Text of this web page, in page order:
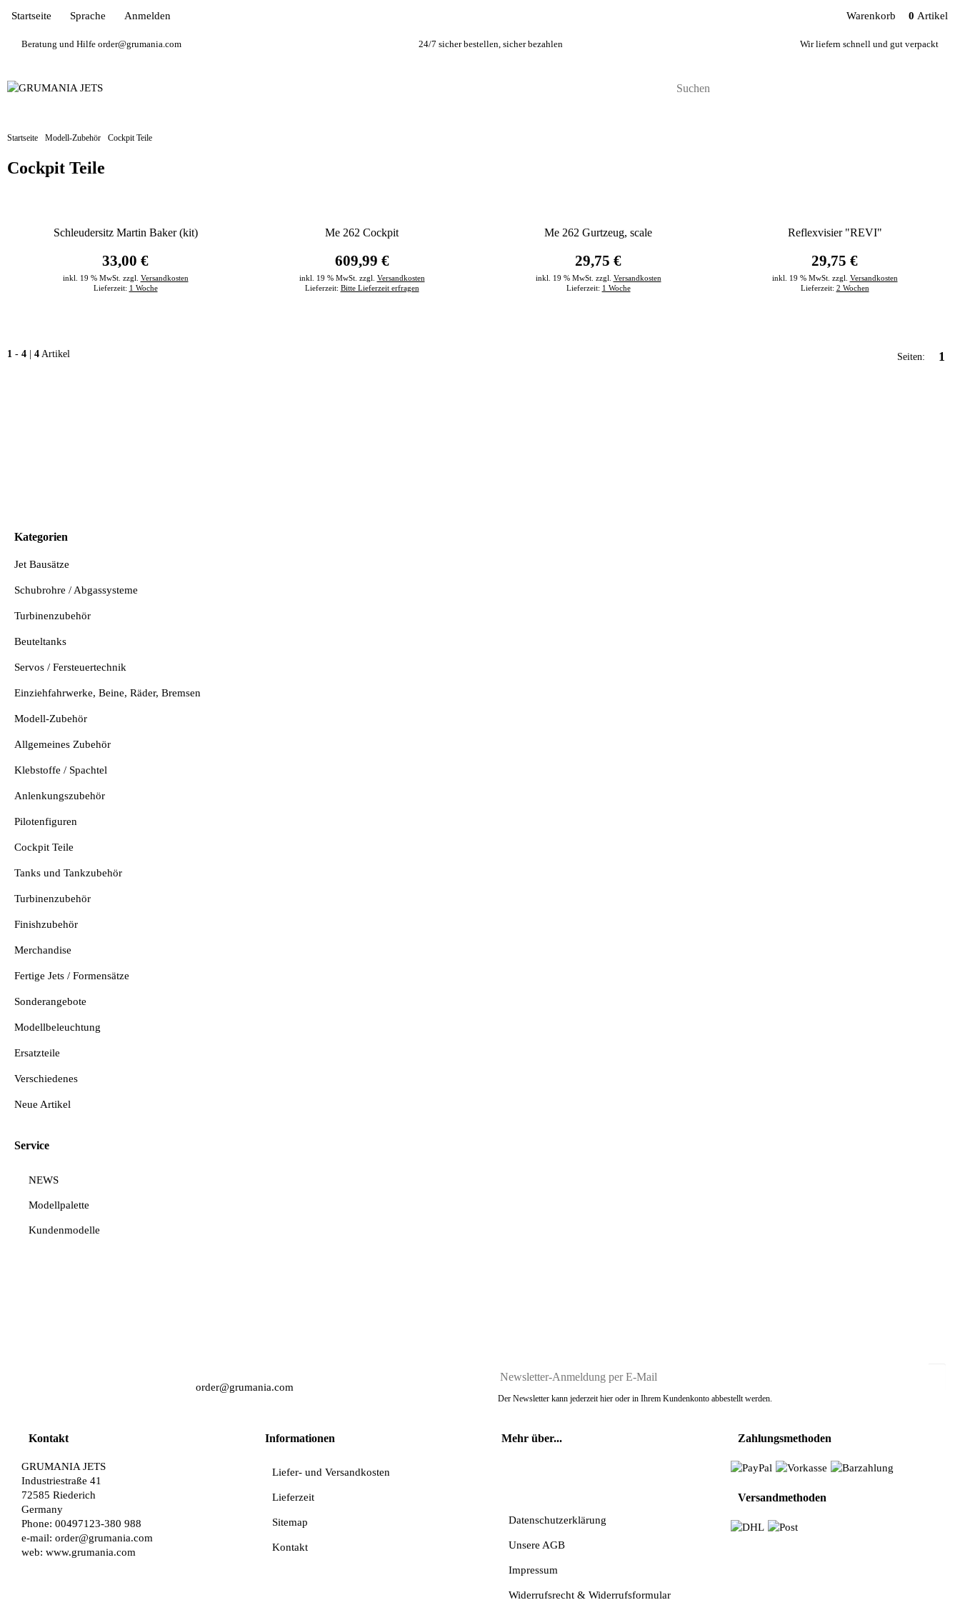
Beratung und Hilfe order@grumania.com 24/7 sicher bestellen, sicher bezahlen Wir liefern schnell und gut verpackt
Startseite Sprache Anmelden Warenkorb 0 Artikel
Startseite Modell-Zubehör Cockpit Teile
Cockpit Teile
Schleudersitz Martin Baker (kit)
33,00 €
inkl. 19 % MwSt. zzgl. Versandkosten
Lieferzeit: 1 Woche
Me 262 Cockpit
609,99 €
inkl. 19 % MwSt. zzgl. Versandkosten
Lieferzeit: Bitte Lieferzeit erfragen
Me 262 Gurtzeug, scale
29,75 €
inkl. 19 % MwSt. zzgl. Versandkosten
Lieferzeit: 1 Woche
Reflexvisier "REVI"
29,75 €
inkl. 19 % MwSt. zzgl. Versandkosten
Lieferzeit: 2 Wochen
1 - 4 | 4 Artikel Seiten: 1
Kategorien
Jet Bausätze
Schubrohre / Abgassysteme
Turbinenzubehör
Beuteltanks
Servos / Fersteuertechnik
Einziehfahrwerke, Beine, Räder, Bremsen
Modell-Zubehör
Allgemeines Zubehör
Klebstoffe / Spachtel
Anlenkungszubehör
Pilotenfiguren
Cockpit Teile
Tanks und Tankzubehör
Turbinenzubehör
Finishzubehör
Merchandise
Fertige Jets / Formensätze
Sonderangebote
Modellbeleuchtung
Ersatzteile
Verschiedenes
Neue Artikel
Service
NEWS
Modellpalette
Kundenmodelle
order@grumania.com
Der Newsletter kann jederzeit hier oder in Ihrem Kundenkonto abbestellt werden.
Kontakt
GRUMANIA JETS
Industriestraße 41
72585 Riederich
Germany
Phone: 00497123-380 988
e-mail: order@grumania.com
web: www.grumania.com
Informationen
Liefer- und Versandkosten
Lieferzeit
Sitemap
Kontakt
Mehr über...
Datenschutzerklärung
Unsere AGB
Impressum
Widerrufsrecht & Widerrufsformular
Zahlungsmethoden
Versandmethoden